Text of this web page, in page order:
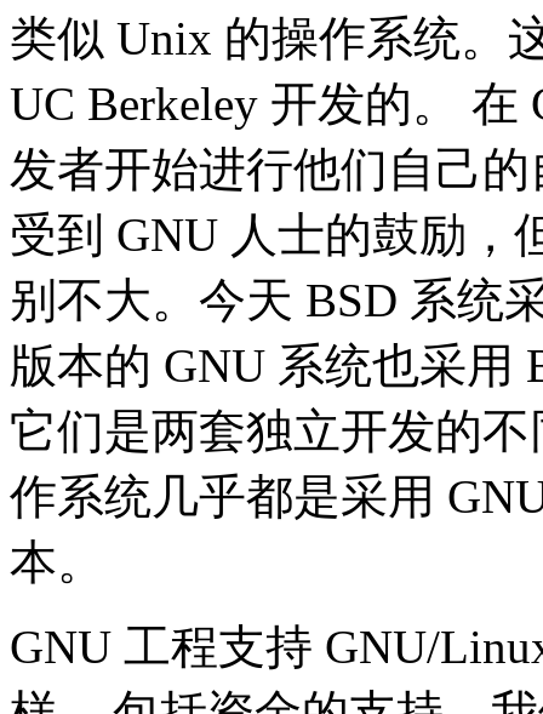
类似 Unix 的操作系统。
UC Berkeley 开发的。
发者开始进行他们自己
受到 GNU 人士的鼓励，
别不大。今天 BSD 系统
版本的 GNU 系统也采用
它们是两套独立开发的
作系统几乎都是采用
本。
GNU 工程支持 GNU/